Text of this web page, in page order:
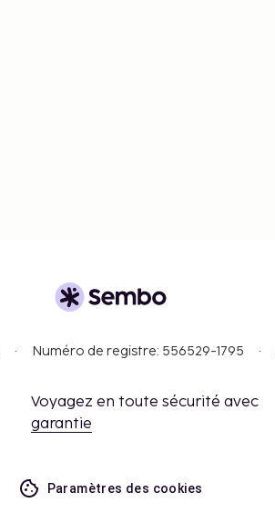
Numéro de registre: 556529-1795
Voyagez en toute sécurité avec
garantie
Paramètres des cookies